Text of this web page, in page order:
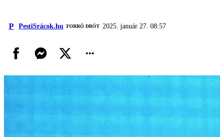
P PestiSrácok.hu FORRÓ DRÓT 2025. január 27. 08:57